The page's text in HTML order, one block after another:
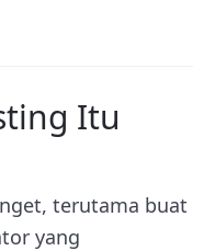
Itu
terutama buat
yang